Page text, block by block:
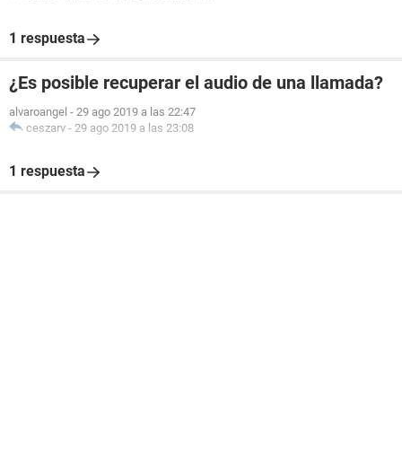
1 respuesta
¿Es posible recuperar el audio de una llamada?
alvaroangel - 29 ago 2019 a las 22:47
ceszarv - 29 ago 2019 a las 23:08
1 respuesta